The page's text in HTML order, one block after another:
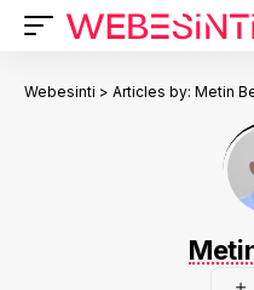
Webesinti > Articles by: Metin